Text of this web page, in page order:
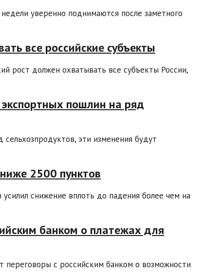
уверенно поднимаются после заметного
все российские субъекты
рост должен охватывать все субъекты России,
пошлин на ряд
эти изменения будут
2500 пунктов
снижение вплоть до падения более чем на
банком о платежах для
с российским банком о возможности